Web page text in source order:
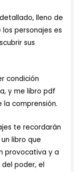
lleno de
personajes es
sus
condición
y me libro pdf
comprensión.
te recordarán
libro que
provocativa y a
poder, el